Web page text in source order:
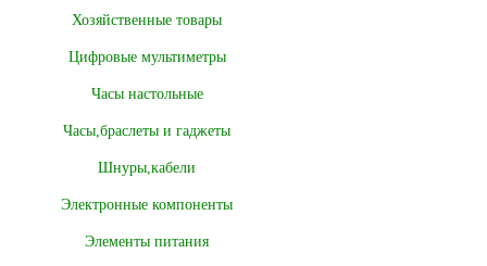
Хозяйственные товары
Цифровые мультиметры
Часы настольные
Часы,браслеты и гаджеты
Шнуры,кабели
Электронные компоненты
Элементы питания